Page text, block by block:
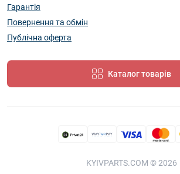
Гарантія
Повернення та обмін
Публічна оферта
Каталог товарів
KYIVPARTS.COM © 2026